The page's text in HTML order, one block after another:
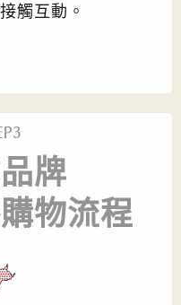
觸互動。
牌
物流程